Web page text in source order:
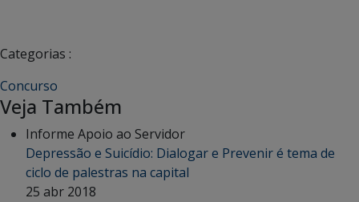
Categorias :
Concurso
Veja Também
Informe Apoio ao Servidor
Depressão e Suicídio: Dialogar e Prevenir é tema de
ciclo de palestras na capital
25 abr 2018